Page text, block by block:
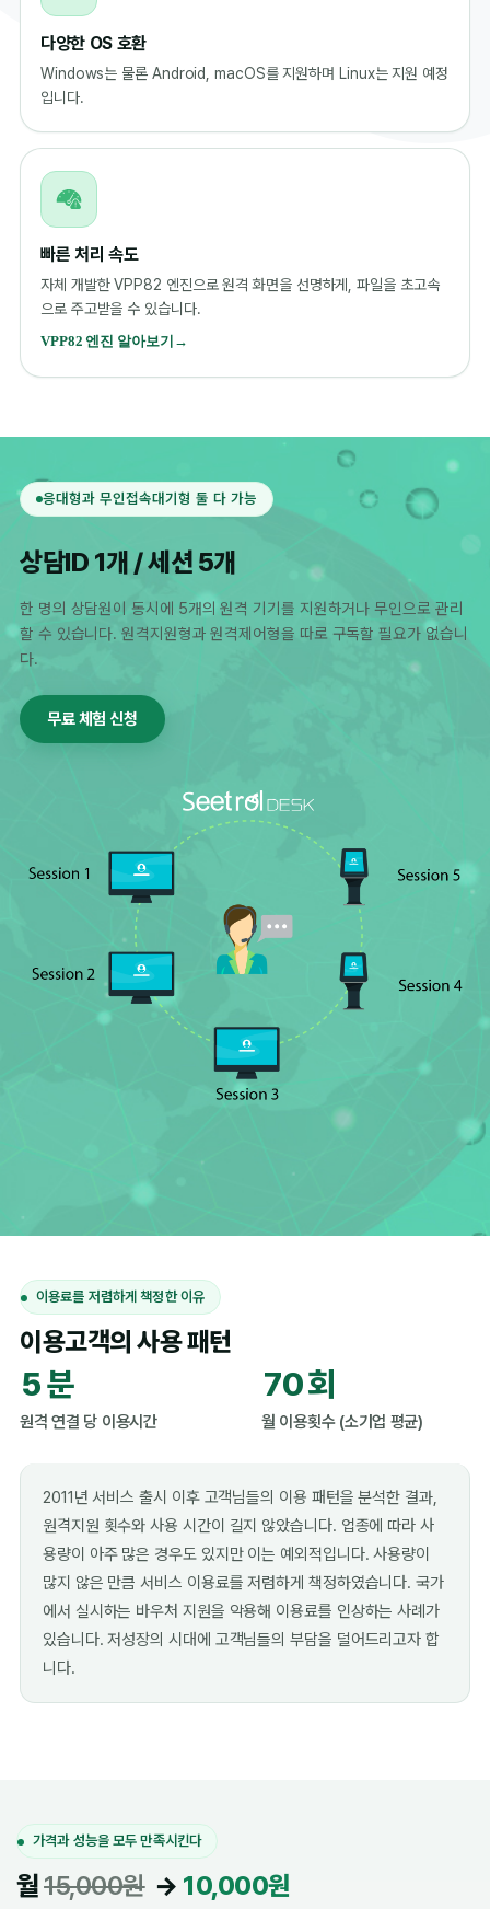
다양한 OS 호환
Windows는 물론 Android, macOS를 지원하며 Linux는 지원 예정
입니다.
빠른 처리 속도
자체 개발한 VPP82 엔진으로 원격 화면을 선명하게, 파일을 초고속
으로 주고받을 수 있습니다.
VPP82 엔진 알아보기
응대형과 무인접속대기형 둘 다 가능
상담ID 1개 / 세션 5개
한 명의 상담원이 동시에 5개의 원격 기기를 지원하거나 무인으로 관리
할 수 있습니다. 원격지원형과 원격제어형을 따로 구독할 필요가 없습니
다.
무료 체험 신청
이용료를 저렴하게 책정한 이유
이용고객의 사용 패턴
5분
원격 연결 당 이용시간
70회
월 이용횟수 (소기업 평균)
2011년 서비스 출시 이후 고객님들의 이용 패턴을 분석한 결과,
원격지원 횟수와 사용 시간이 길지 않았습니다. 업종에 따라 사
용량이 아주 많은 경우도 있지만 이는 예외적입니다. 사용량이
많지 않은 만큼 서비스 이용료를 저렴하게 책정하였습니다. 국가
에서 실시하는 바우처 지원을 악용해 이용료를 인상하는 사례가
있습니다. 저성장의 시대에 고객님들의 부담을 덜어드리고자 합
니다.
가격과 성능을 모두 만족시킨다
월15,000원 → 10,000원